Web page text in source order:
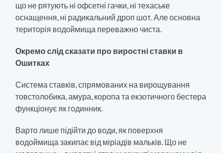
що не рятують ні офсетні гачки, ні техаське
оснащення, ні радикальний дроп шот. Але основна
територія водоймища переважно чиста.
Окремо слід сказати про виростні ставки в
Ошитках
Система ставків, спрямованих на вирощування
товстолобика, амура, коропа та екзотичного бестера
функціонує як годинник.
Варто лише підійти до води, як поверхня
водоймища закипає від міріадів мальків. Що не